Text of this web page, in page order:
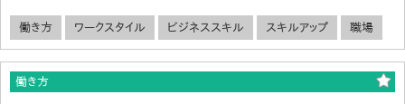
働き方 ワークスタイル ビジネススキル スキルアップ 職場
働き方